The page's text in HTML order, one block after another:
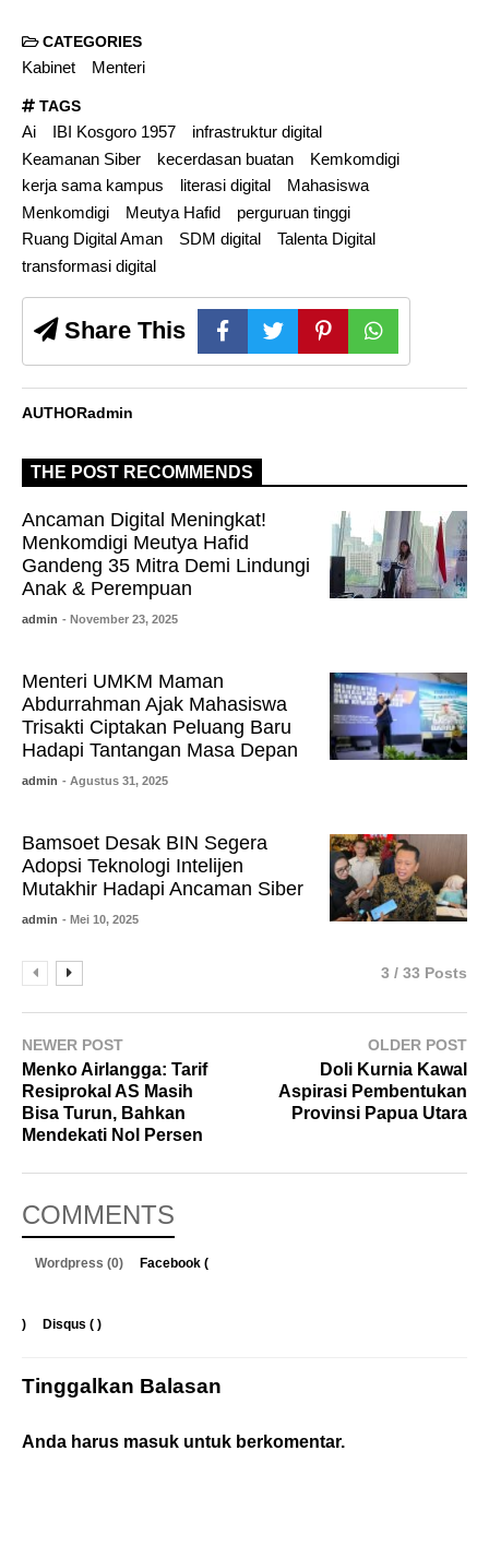
CATEGORIES
Kabinet Menteri
TAGS
Ai IBI Kosgoro 1957
infrastruktur digital
Keamanan Siber
kecerdasan buatan
Kemkomdigi
kerja sama kampus
literasi digital
Mahasiswa
Menkomdigi
Meutya Hafid
perguruan tinggi
Ruang Digital Aman
SDM digital
Talenta Digital
transformasi digital
Share This
AUTHORadmin
THE POST RECOMMENDS
Ancaman Digital Meningkat!
Menkomdigi Meutya Hafid
Gandeng 35 Mitra Demi Lindungi
Anak & Perempuan
admin - November 23, 2025
Menteri UMKM Maman
Abdurrahman Ajak Mahasiswa
Trisakti Ciptakan Peluang Baru
Hadapi Tantangan Masa Depan
admin - Agustus 31, 2025
Bamsoet Desak BIN Segera
Adopsi Teknologi Intelijen
Mutakhir Hadapi Ancaman Siber
admin - Mei 10, 2025
3 / 33 Posts
NEWER POST
Menko Airlangga: Tarif
Resiprokal AS Masih
Bisa Turun, Bahkan
Mendekati Nol Persen
OLDER POST
Doli Kurnia Kawal
Aspirasi Pembentukan
Provinsi Papua Utara
COMMENTS
Wordpress (0) Facebook (
) Disqus ( )
Tinggalkan Balasan
Anda harus masuk untuk berkomentar.